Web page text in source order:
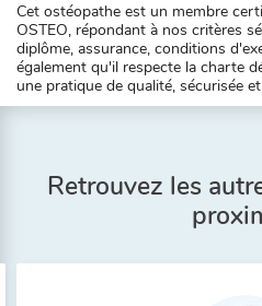
Cet ostéopathe est un membre
OSTEO, répondant à nos critères
diplôme, assurance, conditions
également qu'il respecte la charte
une pratique de qualité, sécurisée
Retrouvez les